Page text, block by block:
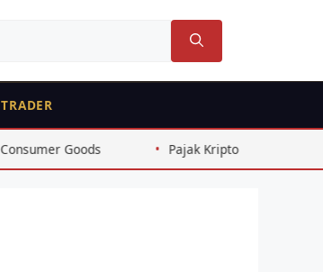
TRADER
Pajak Kripto Indonesia 2026: Panduan Lengkap